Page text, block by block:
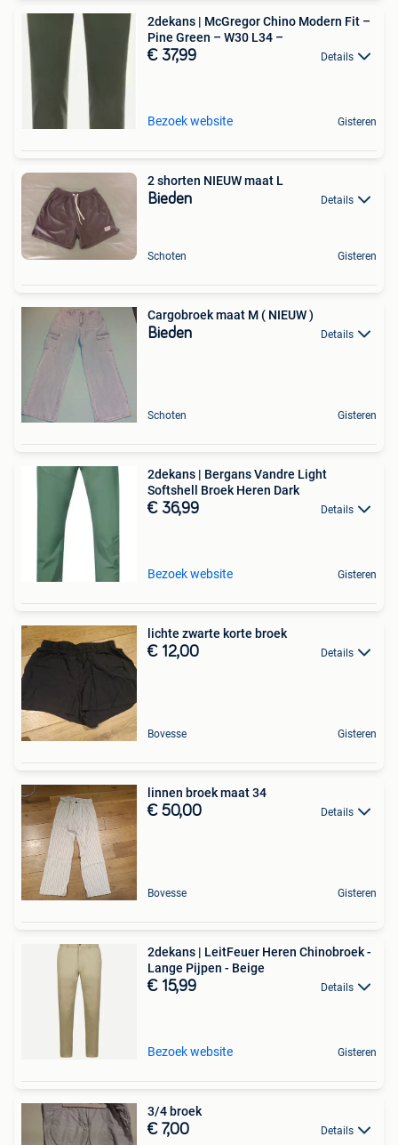
2dekans | McGregor Chino Modern Fit –
Pine Green – W30 L34 –
€ 37,99 Details
Bezoek website Gisteren
2 shorten NIEUW maat L
Bieden Details
Schoten Gisteren
Cargobroek maat M ( NIEUW )
Bieden Details
Schoten Gisteren
2dekans | Bergans Vandre Light
Softshell Broek Heren Dark
€ 36,99 Details
Bezoek website Gisteren
lichte zwarte korte broek
€ 12,00 Details
Bovesse Gisteren
linnen broek maat 34
€ 50,00 Details
Bovesse Gisteren
2dekans | LeitFeuer Heren Chinobroek -
Lange Pijpen - Beige
€ 15,99 Details
Bezoek website Gisteren
3/4 broek
€ 7,00 Details